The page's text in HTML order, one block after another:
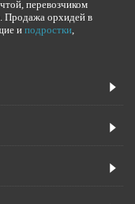
перевозчиком
Продажа орхидей в
иподростки,